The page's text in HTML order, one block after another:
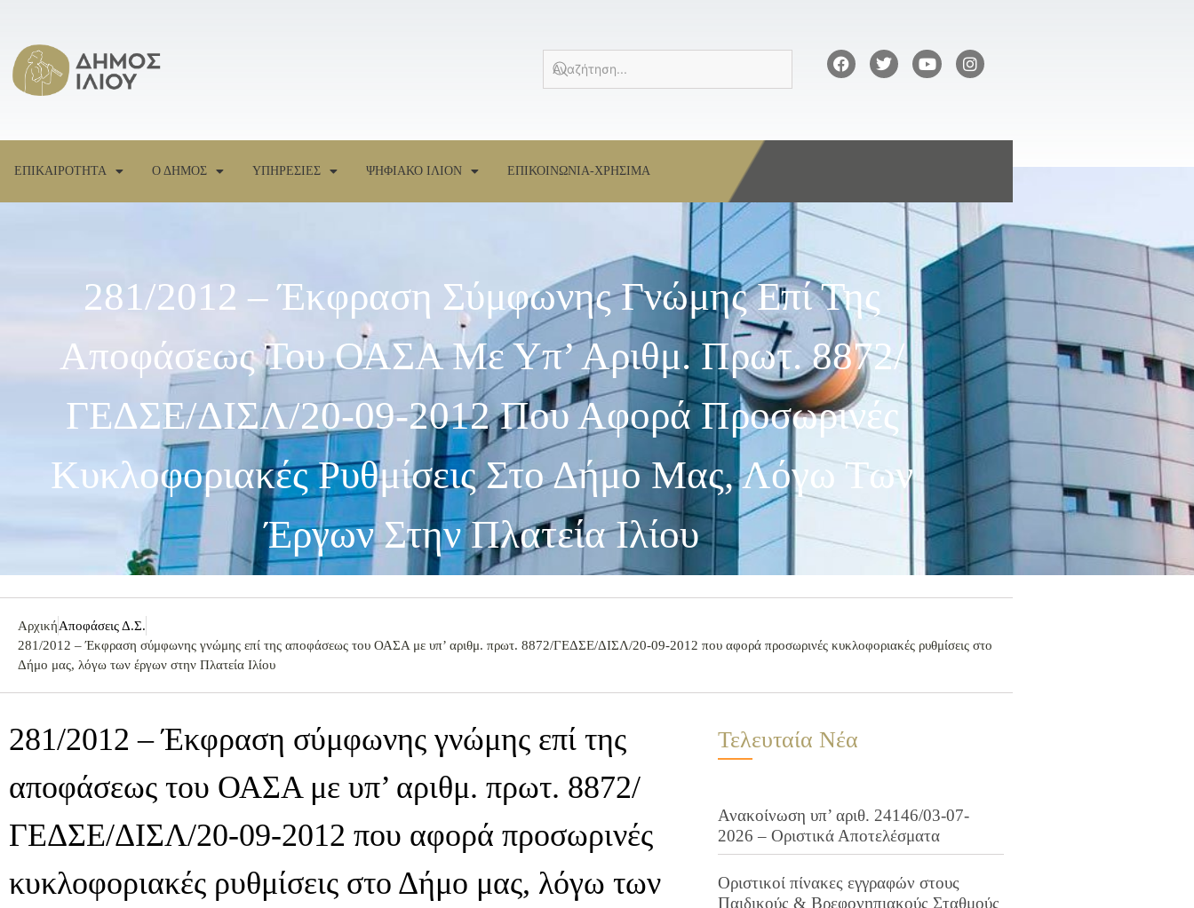
ΕΠΙΚΑΙΡΟΤΗΤΑ Ο ΔΗΜΟΣ ΥΠΗΡΕΣΙΕΣ ΨΗΦΙΑΚΟ ΙΛΙΟΝ ΕΠΙΚΟΙΝΩΝΙΑ-ΧΡΗΣΙΜΑ
281/2012 – Έκφραση Σύμφωνης Γνώμης Επί Της
Αποφάσεως Του ΟΑΣΑ Με Υπ’ Αριθμ. Πρωτ. 8872/
ΓΕΔΣΕ/ΔΙΣΛ/20-09-2012 Που Αφορά Προσωρινές
Κυκλοφοριακές Ρυθμίσεις Στο Δήμο Μας, Λόγω Των
Έργων Στην Πλατεία Ιλίου
ΑρχικήΑποφάσεις Δ.Σ.
281/2012 – Έκφραση σύμφωνης γνώμης επί της αποφάσεως του ΟΑΣΑ με υπ’ αριθμ. πρωτ. 8872/ΓΕΔΣΕ/ΔΙΣΛ/20-09-2012 που αφορά προσωρινές κυκλοφοριακές ρυθμίσεις στο
Δήμο μας, λόγω των έργων στην Πλατεία Ιλίου
281/2012 – Έκφραση σύμφωνης γνώμης επί της
αποφάσεως του ΟΑΣΑ με υπ’ αριθμ. πρωτ. 8872/
ΓΕΔΣΕ/ΔΙΣΛ/20-09-2012 που αφορά προσωρινές
κυκλοφοριακές ρυθμίσεις στο Δήμο μας, λόγω των
Τελευταία Νέα
Ανακοίνωση υπ’ αριθ. 24146/03-07-
2026 – Οριστικά Αποτελέσματα
Οριστικοί πίνακες εγγραφών στους
Παιδικούς & Βρεφονηπιακούς Σταθμούς